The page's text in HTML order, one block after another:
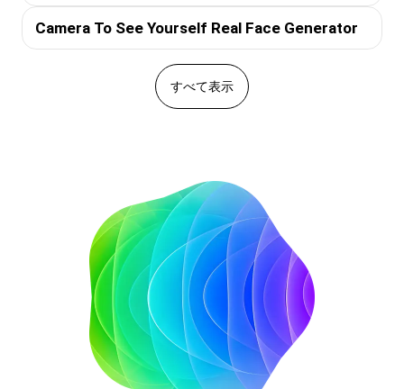
Camera To See Yourself Real Face Generator
すべて表示